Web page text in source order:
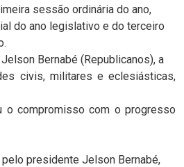
sessão ordinária do ano,
do ano legislativo e do terceiro
Bernabé (Republicanos), a
civis, militares e eclesiásticas,
o compromisso com o progresso
presidente Jelson Bernabé,